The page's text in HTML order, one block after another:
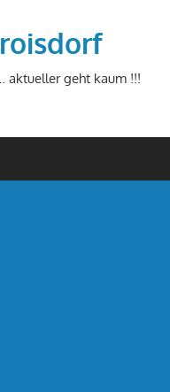
aktueller geht kaum !!!